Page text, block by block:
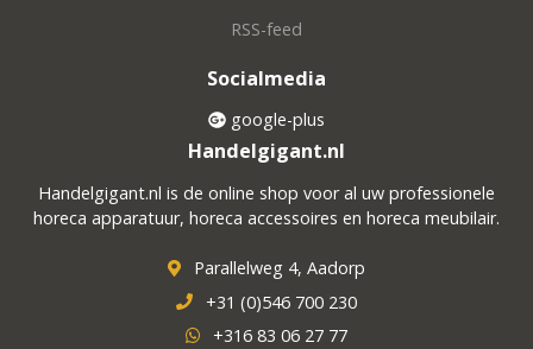
RSS-feed
Socialmedia
google-plus
Handelgigant.nl
Handelgigant.nl is de online shop voor al uw professionele
horeca apparatuur, horeca accessoires en horeca meubilair.
Parallelweg 4, Aadorp
+31 (0)546 700 230
+316 83 06 27 77